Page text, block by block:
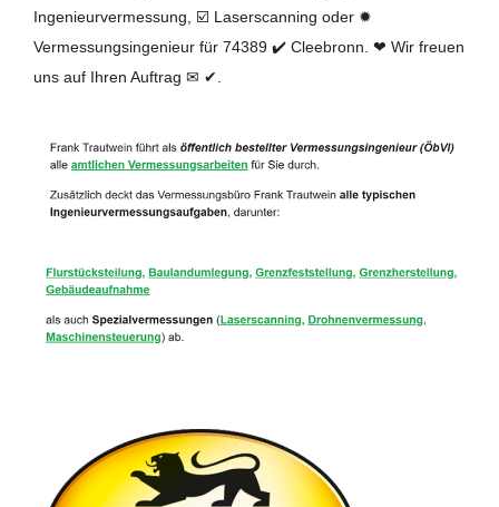
Ingenieurvermessung, ☑️ Laserscanning oder ✹
Vermessungsingenieur für 74389 ✔️ Cleebronn. ❤ Wir freuen
uns auf Ihren Auftrag ✉ ✔.